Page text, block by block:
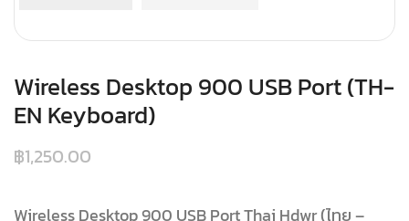
Wireless Desktop 900 USB Port (TH-
EN Keyboard)
฿1,250.00
Wireless Desktop 900 USB Port Thai Hdwr (ไทย –